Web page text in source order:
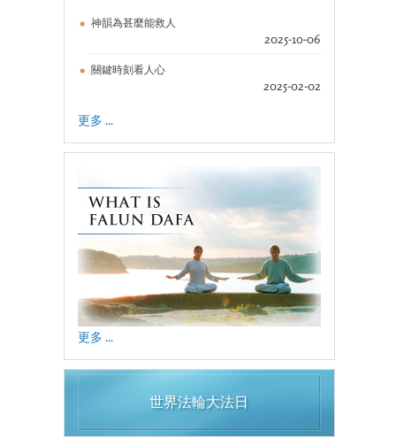
神韻為甚麼能救人
2025-10-06
關鍵時刻看人心
2025-02-02
更多 ...
更多 ...
世界法輪大法日